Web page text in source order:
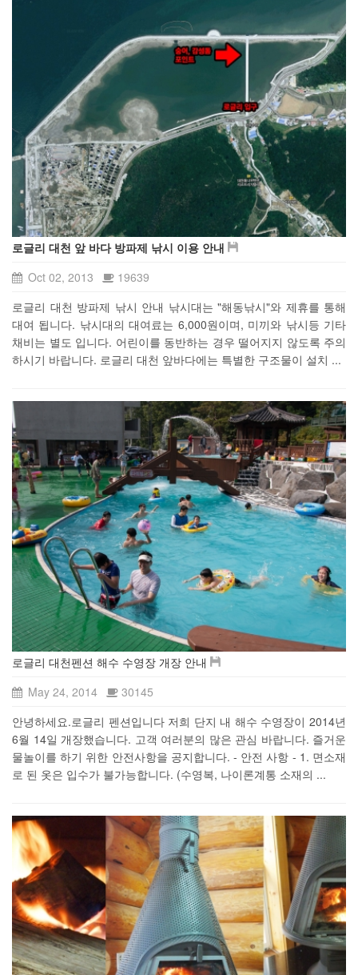
로글리 대천 앞 바다 방파제 낚시 이용 안내
Oct 02, 2013
19639
로글리 대천 방파제 낚시 안내 낚시대는 "해동낚시"와 제휴를 통해
대여 됩니다. 낚시대의 대여료는 6,000원이며, 미끼와 낚시등 기타
채비는 별도 입니다. 어린이를 동반하는 경우 떨어지지 않도록 주의
하시기 바랍니다. 로글리 대천 앞바다에는 특별한 구조물이 설치 ...
로글리 대천펜션 해수 수영장 개장 안내
May 24, 2014
30145
안녕하세요.로글리 펜션입니다 저희 단지 내 해수 수영장이 2014년
6월 14일 개장했습니다. 고객 여러분의 많은 관심 바랍니다. 즐거운
물놀이를 하기 위한 안전사항을 공지합니다. - 안전 사항 - 1. 면소재
로 된 옷은 입수가 불가능합니다. (수영복, 나이론계통 소재의 ...